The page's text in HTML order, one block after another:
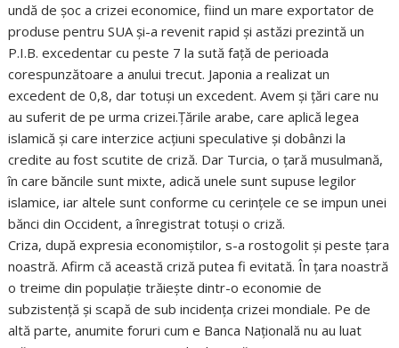
undă de șoc a crizei economice, fiind un mare exportator de
produse pentru SUA și-a revenit rapid și astăzi prezintă un
P.I.B. excedentar cu peste 7 la sută față de perioada
corespunzătoare a anului trecut. Japonia a realizat un
excedent de 0,8, dar totuși un excedent. Avem și țări care nu
au suferit de pe urma crizei.Țările arabe, care aplică legea
islamică și care interzice acțiuni speculative și dobânzi la
credite au fost scutite de criză. Dar Turcia, o țară musulmană,
în care băncile sunt mixte, adică unele sunt supuse legilor
islamice, iar altele sunt conforme cu cerințele ce se impun unei
bănci din Occident, a înregistrat totuși o criză.
Criza, după expresia economiștilor, s-a rostogolit și peste țara
noastră. Afirm că această criză putea fi evitată. În țara noastră
o treime din populație trăiește dintr-o economie de
subzistență și scapă de sub incidența crizei mondiale. Pe de
altă parte, anumite foruri cum e Banca Națională nu au luat